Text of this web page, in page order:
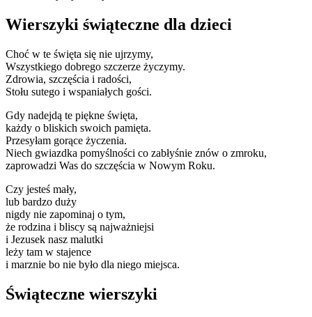
Wierszyki świąteczne dla dzieci
Choć w te święta się nie ujrzymy,
Wszystkiego dobrego szczerze życzymy.
Zdrowia, szczęścia i radości,
Stołu sutego i wspaniałych gości.
Gdy nadejdą te piękne święta,
każdy o bliskich swoich pamięta.
Przesyłam gorące życzenia.
Niech gwiazdka pomyślności co zabłyśnie znów o zmroku,
zaprowadzi Was do szczęścia w Nowym Roku.
Czy jesteś mały,
lub bardzo duży
nigdy nie zapominaj o tym,
że rodzina i bliscy są najważniejsi
i Jezusek nasz malutki
leży tam w stajence
i marznie bo nie było dla niego miejsca.
Świąteczne wierszyki